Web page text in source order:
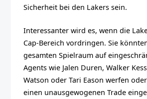
Sicherheit bei den Lakers sein.
Interessanter wird es, wenn die
Cap-Bereich vordringen. Sie
gesamten Spielraum auf
Agents wie Jalen Duren, Walker
Watson oder Tari Eason werfen
einen unausgewogenen Trade